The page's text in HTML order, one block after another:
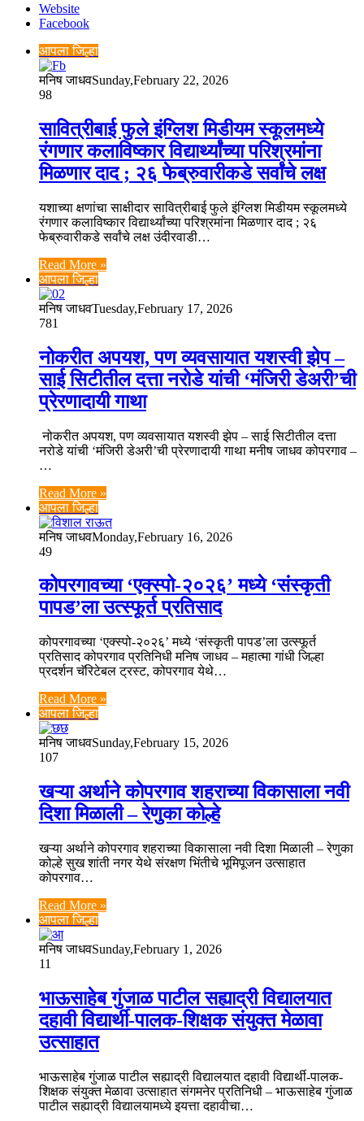
Website
Facebook
आपला जिल्हा
मनिष जाधवSunday,February 22, 2026
98
सावित्रीबाई फुले इंग्लिश मिडीयम स्कूलमध्ये
रंगणार कलाविष्कार विद्यार्थ्यांच्या परिश्रमांना
मिळणार दाद ; २६ फेब्रुवारीकडे सर्वांचे लक्ष
यशाच्या क्षणांचा साक्षीदार सावित्रीबाई फुले इंग्लिश मिडीयम स्कूलमध्ये
रंगणार कलाविष्कार विद्यार्थ्यांच्या परिश्रमांना मिळणार दाद ; २६
फेब्रुवारीकडे सर्वांचे लक्ष उंदीरवाडी…
Read More »
आपला जिल्हा
मनिष जाधवTuesday,February 17, 2026
781
नोकरीत अपयश, पण व्यवसायात यशस्वी झेप –
साई सिटीतील दत्ता नरोडे यांची ‘मंजिरी डेअरी’ची
प्रेरणादायी गाथा
नोकरीत अपयश, पण व्यवसायात यशस्वी झेप – साई सिटीतील दत्ता
नरोडे यांची ‘मंजिरी डेअरी’ची प्रेरणादायी गाथा मनीष जाधव कोपरगाव –
…
Read More »
आपला जिल्हा
मनिष जाधवMonday,February 16, 2026
49
कोपरगावच्या ‘एक्स्पो-२०२६’ मध्ये ‘संस्कृती
पापड’ला उत्स्फूर्त प्रतिसाद
कोपरगावच्या ‘एक्स्पो-२०२६’ मध्ये ‘संस्कृती पापड’ला उत्स्फूर्त
प्रतिसाद कोपरगाव प्रतिनिधी मनिष जाधव – महात्मा गांधी जिल्हा
प्रदर्शन चॅरिटेबल ट्रस्ट, कोपरगाव येथे…
Read More »
आपला जिल्हा
मनिष जाधवSunday,February 15, 2026
107
खऱ्या अर्थाने कोपरगाव शहराच्या विकासाला नवी
दिशा मिळाली – रेणुका कोल्हे
खऱ्या अर्थाने कोपरगाव शहराच्या विकासाला नवी दिशा मिळाली – रेणुका
कोल्हे सुख शांती नगर येथे संरक्षण भिंतीचे भूमिपूजन उत्साहात
कोपरगाव…
Read More »
आपला जिल्हा
मनिष जाधवSunday,February 1, 2026
11
भाऊसाहेब गुंजाळ पाटील सह्याद्री विद्यालयात
दहावी विद्यार्थी-पालक-शिक्षक संयुक्त मेळावा
उत्साहात
भाऊसाहेब गुंजाळ पाटील सह्याद्री विद्यालयात दहावी विद्यार्थी-पालक-
शिक्षक संयुक्त मेळावा उत्साहात संगमनेर प्रतिनिधी – भाऊसाहेब गुंजाळ
पाटील सह्याद्री विद्यालयामध्ये इयत्ता दहावीचा…